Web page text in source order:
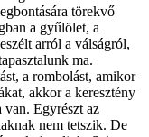
törekvő
a gyűlölet, a
arról a válságról,
ma.
a rombolást, amikor
akkor a keresztény
Egyrészt az
nem tetszik. De